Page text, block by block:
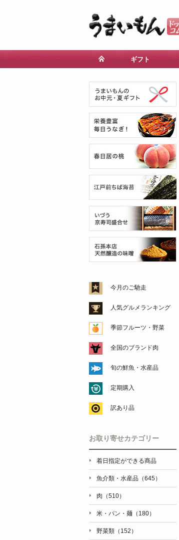
ギフト
今月のご馳走
人気グルメランキング
季節フルーツ・野菜
全国のブランド肉
旬の鮮魚・水産品
定期購入
訳あり品
お取り寄せカテゴリー
着日指定ができる商品
魚介類・水産品（645）
肉（510）
米・パン・麺（180）
野菜類（152）